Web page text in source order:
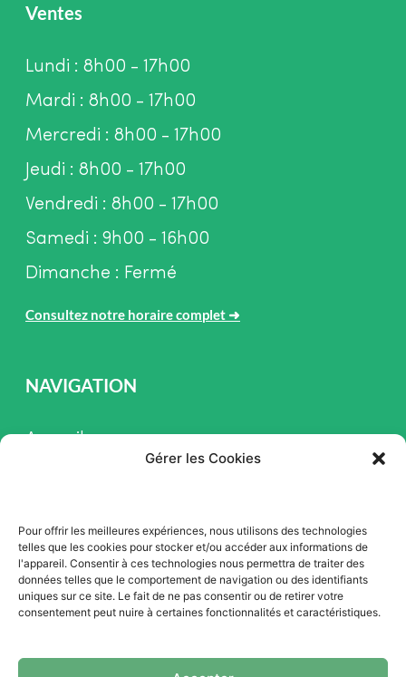
Gérer les Cookies
Pour offrir les meilleures expériences, nous utilisons des technologies
telles que les cookies pour stocker et/ou accéder aux informations de
l'appareil. Consentir à ces technologies nous permettra de traiter des
données telles que le comportement de navigation ou des identifiants
uniques sur ce site. Le fait de ne pas consentir ou de retirer votre
consentement peut nuire à certaines fonctionnalités et caractéristiques.
Ventes
Lundi : 8h00 - 17h00
Mardi : 8h00 - 17h00
Mercredi : 8h00 - 17h00
Jeudi : 8h00 - 17h00
Vendredi : 8h00 - 17h00
Samedi : 9h00 - 16h00
Dimanche : Fermé
Consultez notre horaire complet ➜
NAVIGATION
Accueil
Promotion
Blogue
Nous contacter